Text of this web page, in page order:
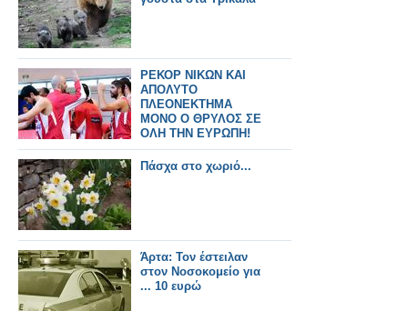
ΡΕΚΟΡ ΝΙΚΩΝ ΚΑΙ
ΑΠΟΛΥΤΟ
ΠΛΕΟΝΕΚΤΗΜΑ
ΜΟΝΟ Ο ΘΡΥΛΟΣ ΣΕ
ΟΛΗ ΤΗΝ ΕΥΡΩΠΗ!
Πάσχα στο χωριό...
Άρτα: Τον έστειλαν
στον Νοσοκομείο για
... 10 ευρώ